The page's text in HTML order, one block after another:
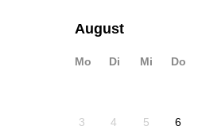
August
Mo Di Mi Do
3 4 5 6